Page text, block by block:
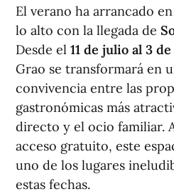
El verano ha arrancado
lo alto con la llegada de
Desde el 11 de julio al 3
Grao se transformará en
convivencia entre las
gastronómicas más
directo y el ocio familiar.
acceso gratuito, este
uno de los lugares
estas fechas.